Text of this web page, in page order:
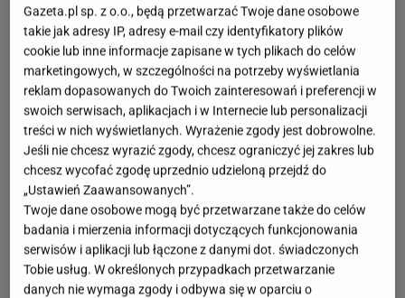
Gazeta.pl sp. z o.o., będą przetwarzać Twoje dane osobowe
takie jak adresy IP, adresy e-mail czy identyfikatory plików
cookie lub inne informacje zapisane w tych plikach do celów
marketingowych, w szczególności na potrzeby wyświetlania
reklam dopasowanych do Twoich zainteresowań i preferencji w
swoich serwisach, aplikacjach i w Internecie lub personalizacji
treści w nich wyświetlanych. Wyrażenie zgody jest dobrowolne.
Jeśli nie chcesz wyrazić zgody, chcesz ograniczyć jej zakres lub
chcesz wycofać zgodę uprzednio udzieloną przejdź do
„Ustawień Zaawansowanych”.
Twoje dane osobowe mogą być przetwarzane także do celów
badania i mierzenia informacji dotyczących funkcjonowania
serwisów i aplikacji lub łączone z danymi dot. świadczonych
Tobie usług. W określonych przypadkach przetwarzanie
danych nie wymaga zgody i odbywa się w oparciu o